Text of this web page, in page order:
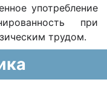
употребление
при
трудом.